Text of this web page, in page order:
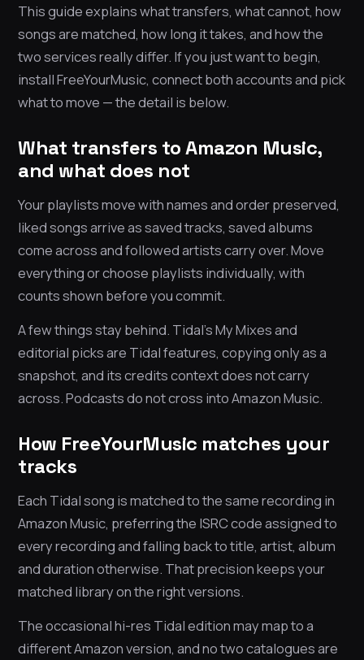
This guide explains what transfers, what cannot, how
songs are matched, how long it takes, and how the
two services really differ. If you just want to begin,
install FreeYourMusic, connect both accounts and pick
what to move — the detail is below.
What transfers to Amazon Music,
and what does not
Your playlists move with names and order preserved,
liked songs arrive as saved tracks, saved albums
come across and followed artists carry over. Move
everything or choose playlists individually, with
counts shown before you commit.
A few things stay behind. Tidal’s My Mixes and
editorial picks are Tidal features, copying only as a
snapshot, and its credits context does not carry
across. Podcasts do not cross into Amazon Music.
How FreeYourMusic matches your
tracks
Each Tidal song is matched to the same recording in
Amazon Music, preferring the ISRC code assigned to
every recording and falling back to title, artist, album
and duration otherwise. That precision keeps your
matched library on the right versions.
The occasional hi-res Tidal edition may map to a
different Amazon version, and no two catalogues are